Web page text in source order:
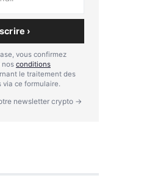
›
vous confirmez
nos conditions
le traitement des
via ce formulaire.
newsletter crypto →